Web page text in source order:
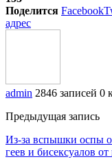
Поделится Facebook
адрес
admin 2846 записей 0
Предыдущая запись
Из-за вспышки оспы
геев и бисексуалов